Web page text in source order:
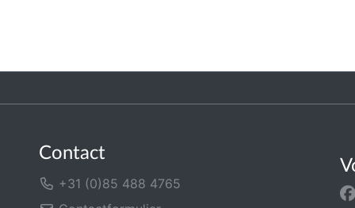
Contact
+31 (0)85 488 4765